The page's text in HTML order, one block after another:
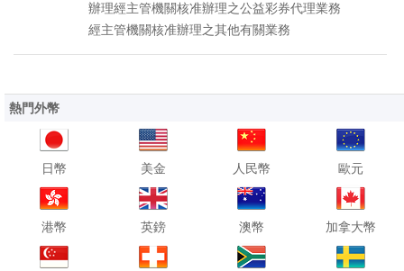
辦理經主管機關核准辦理之公益彩券代理業務
經主管機關核准辦理之其他有關業務
熱門外幣
日幣 美金 人民幣 歐元
港幣 英鎊 澳幣 加拿大幣